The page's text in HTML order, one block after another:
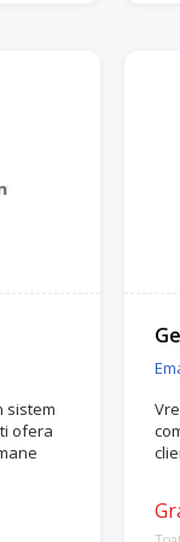
sistem
ofera